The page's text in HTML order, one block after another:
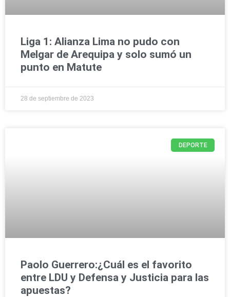
Liga 1: Alianza Lima no pudo con
Melgar de Arequipa y solo sumó un
punto en Matute
28 de septiembre de 2023
DEPORTE
Paolo Guerrero:¿Cuál es el favorito
entre LDU y Defensa y Justicia para las
apuestas?